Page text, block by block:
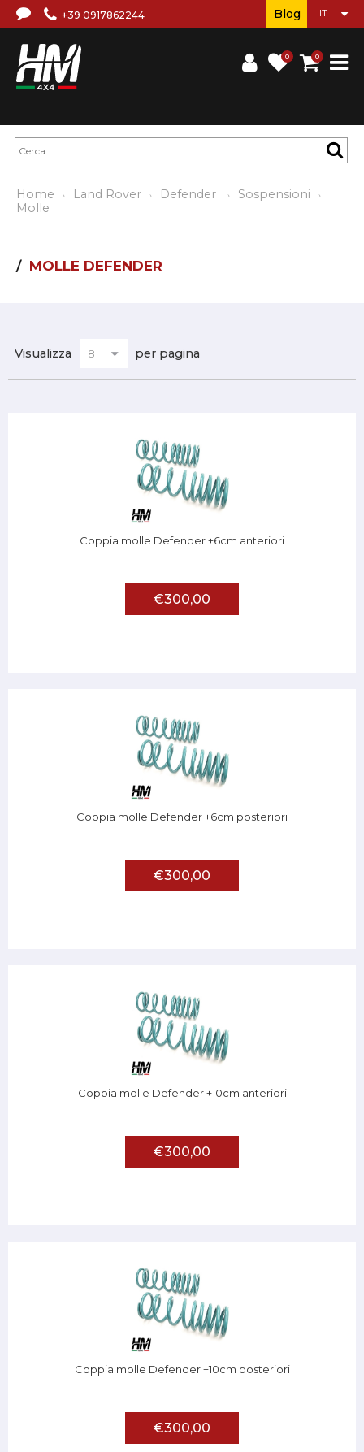
+39 0917862244
0 0
Blog
Home Land Rover Defender
Sospensioni
Molle
MOLLE DEFENDER
Visualizza per pagina
Coppia molle Defender +6cm anteriori
€300,00
Coppia molle Defender +6cm posteriori
€300,00
Coppia molle Defender +10cm anteriori
€300,00
Coppia molle Defender +10cm posteriori
€300,00